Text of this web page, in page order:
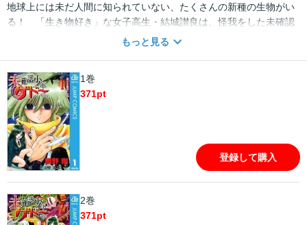
地球上には未だ人間に知られていない、たくさんの新種の生物がい
る！ 「生き物好き」な女子高生・結城讃良は、怪我をした未確認
生物と遭遇！ そして、その生物を治療する不思議な少年・外堂祭
もっと見る
1巻
371pt
登録して購入
2巻
371pt